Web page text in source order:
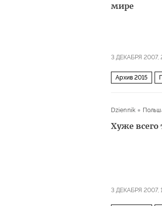
мире
3 ДЕКАБРЯ 2007,
Архив 2015
Dziennik
Хуже всего
3 ДЕКАБРЯ 2007,